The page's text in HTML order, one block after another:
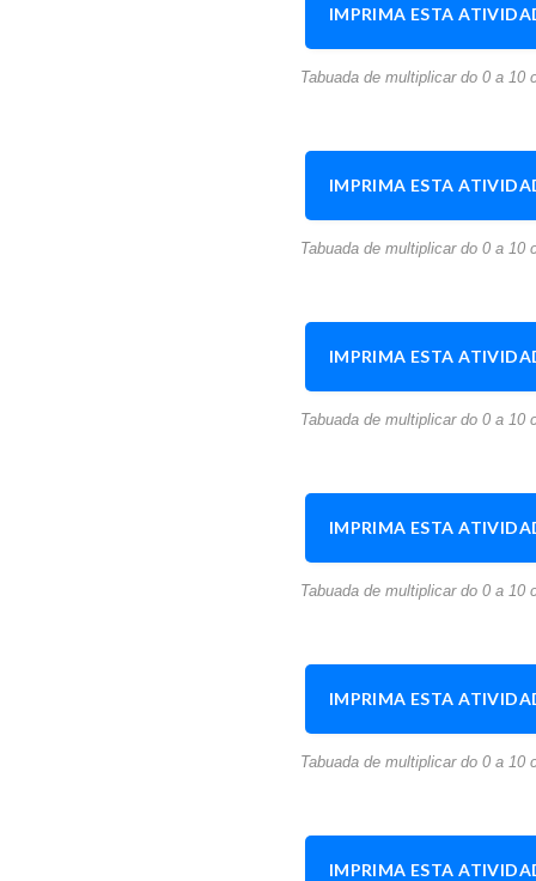
IMPRIMA ESTA
Tabuada de multiplicar do 0 a 10
IMPRIMA ESTA
Tabuada de multiplicar do 0 a 10
IMPRIMA ESTA
Tabuada de multiplicar do 0 a 10
IMPRIMA ESTA
Tabuada de multiplicar do 0 a 10
IMPRIMA ESTA
Tabuada de multiplicar do 0 a 10
IMPRIMA ESTA